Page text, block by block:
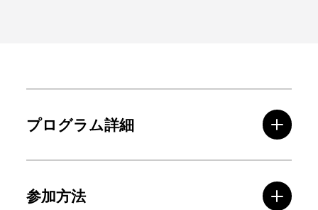
プログラム詳細
参加方法